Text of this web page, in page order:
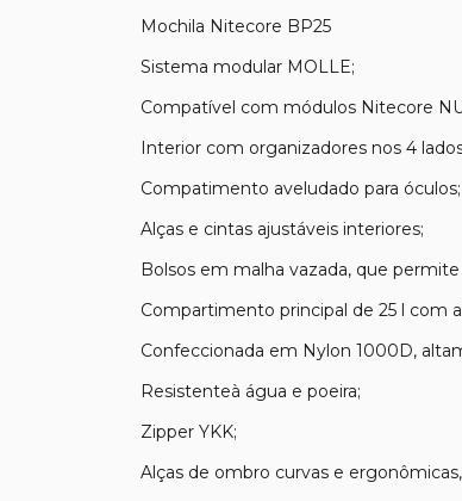
Mochila Nitecore BP25
Sistema modular MOLLE;
Compatível com módulos Nitecore
Interior com organizadores nos 4
Compatimento aveludado para óculos;
Alças e cintas ajustáveis interiores;
Bolsos em malha vazada, que
Compartimento principal de 25 l com
Confeccionada em Nylon 1000D,
Resistenteà água e poeira;
Zipper YKK;
Alças de ombro curvas e